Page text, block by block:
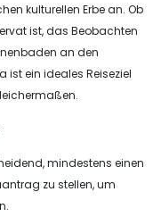
kulturellen Erbe an. Ob
ist, das Beobachten
an den
ein ideales Reiseziel
mindestens einen
zu stellen, um